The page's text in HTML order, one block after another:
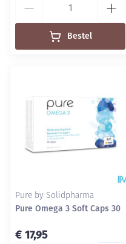
Bestel
Pure by Solidpharma
Pure Omega 3 Soft Caps 30
€ 17,95